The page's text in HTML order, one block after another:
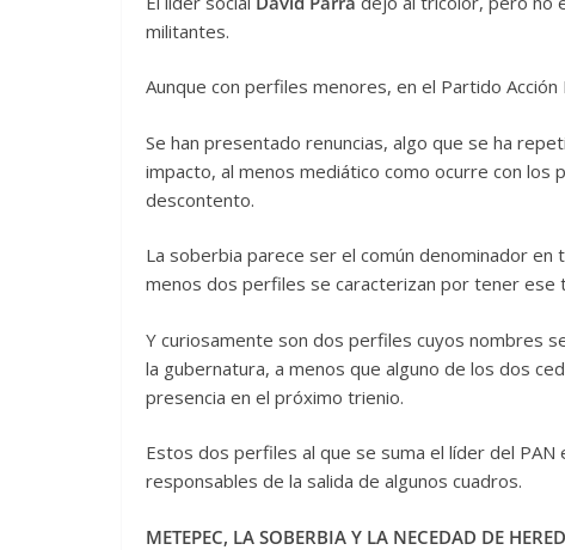
militantes.
Aunque con perfiles menores, en el Partido Acción
Se han presentado renuncias, algo que se ha
impacto, al menos mediático como ocurre con los
descontento.
La soberbia parece ser el común denominador
menos dos perfiles se caracterizan por tener ese
Y curiosamente son dos perfiles cuyos nombres
la gubernatura, a menos que alguno de los dos
presencia en el próximo trienio.
Estos dos perfiles al que se suma el líder del PAN
responsables de la salida de algunos cuadros.
METEPEC, LA SOBERBIA Y LA NECEDAD DE